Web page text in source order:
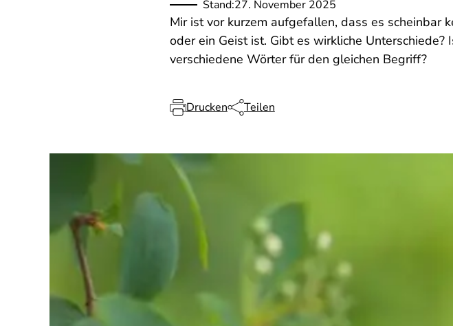
Stand:27. November 2025
Mir ist vor kurzem aufgefallen, dass es scheinbar
oder ein Geist ist. Gibt es wirkliche
verschiedene Wörter für den gleichen Begriff?
Drucken Teilen